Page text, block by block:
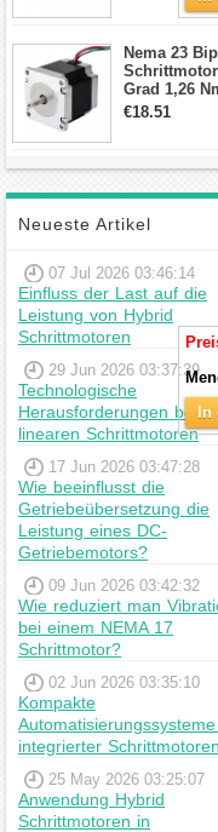
Getriebe
Nema 23
Grad 1,26
2,5V 4 Drähte
€18.51
Neueste Artikel
07 Jul 2026 03:46:14
Einfluss der Last auf die
Leistung von Hybrid
Schrittmotoren
29 Jun 2026 03:37:39
Technologische
Herausforderungen bei
linearen Schrittmotoren
17 Jun 2026 03:47:28
Wie beeinflusst die
Getriebeübersetzung die
Leistung eines DC-
Getriebemotors?
09 Jun 2026 03:42:32
Wie reduziert man
bei einem NEMA 17
Schrittmotor?
02 Jun 2026 03:35:10
Kompakte
integrierter Schrittmotoren
25 May 2026 03:25:07
Anwendung Hybrid
Schrittmotoren in